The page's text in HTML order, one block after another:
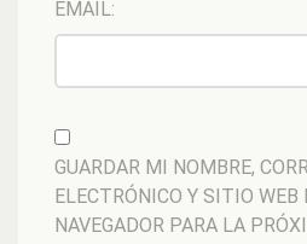
EMAIL:
GUARDAR MI NOMBRE,
ELECTRÓNICO Y SITIO WEB
NAVEGADOR PARA LA